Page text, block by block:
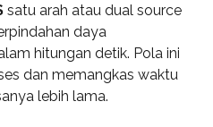
satu arah atau dual source
daya
hitungan detik. Pola ini
dan memangkas waktu
lebih lama.